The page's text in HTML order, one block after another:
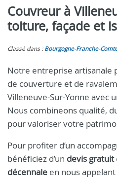
Couvreur à
toiture, façade et
Classé dans : Bourgogne-Franche-
Notre entreprise artisanale
de couverture et de
Villeneuve‑Sur‑Yonne avec
Nous combineons qualité,
pour valoriser votre
Pour profiter d’un
bénéficiez d’un devis gratuit
décennale en nous appelant